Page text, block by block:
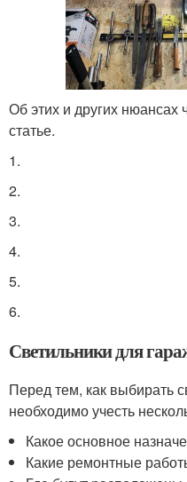
Об этих и других
статье.
1.
2.
3.
4.
5.
6.
Светильники для
Перед тем, как выбирать
необходимо учесть
Какое основное
Какие ремонтные